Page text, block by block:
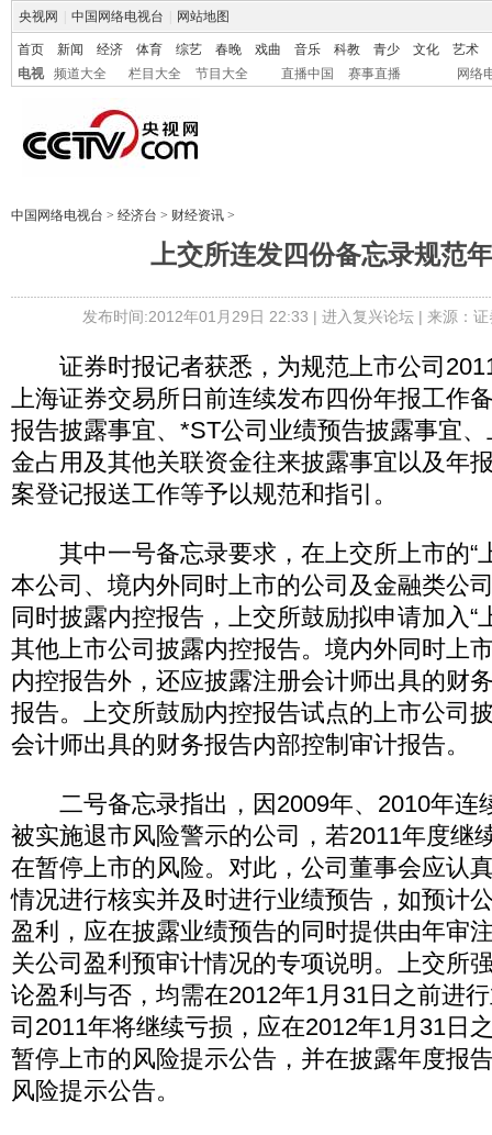
央视网 中国网络电视台 网站地图
首页 新闻 经济 体育 综艺 春晚 戏曲 音乐 科教 青少 文化
艺术
电视
频道大全 栏目大全 节目大全 直播中国 赛事直播 网络
中国网络电视台 > 经济台 > 财经资讯 >
上交所连发四份备忘录规范
发布时间:2012年01月29日 22:33 | 进入复兴论坛| 来源：
证券时报记者获悉，为规范上市公司
上海证券交易所日前连续发布四份年报工作
报告披露事宜、*ST公司业绩预告披露事宜
金占用及其他关联资金往来披露事宜以及年
案登记报送工作等予以规范和指引。
其中一号备忘录要求，在上交所上市的“
本公司、境内外同时上市的公司及金融类公
同时披露内控报告，上交所鼓励拟申请加入“
其他上市公司披露内控报告。境内外同时上
内控报告外，还应披露注册会计师出具的财
报告。上交所鼓励内控报告试点的上市公司
会计师出具的财务报告内部控制审计报告。
二号备忘录指出，因2009年、2010年连
被实施退市风险警示的公司，若2011年度继
在暂停上市的风险。对此，公司董事会应认
情况进行核实并及时进行业绩预告，如预计
盈利，应在披露业绩预告的同时提供由年审
关公司盈利预审计情况的专项说明。上交所
论盈利与否，均需在2012年1月31日之前进
司2011年将继续亏损，应在2012年1月31日
暂停上市的风险提示公告，并在披露年度报
风险提示公告。